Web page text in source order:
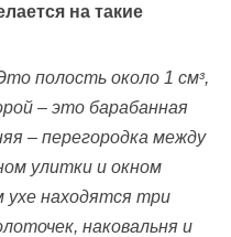
на такие
полость около 1 смᵌ,
– это барабанная
– перегородка между
улитки и окном
ухе находятся три
наковальня и